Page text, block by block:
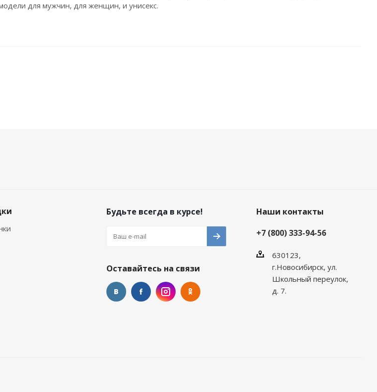
для мужчин, для женщин, и унисекс.
Будьте всегда в курсе!
Оставайтесь на связи
Наши контакты
+7 (800) 333-94-56
630123,
г.Новосибирск, ул.
Школьный переулок,
д. 7.